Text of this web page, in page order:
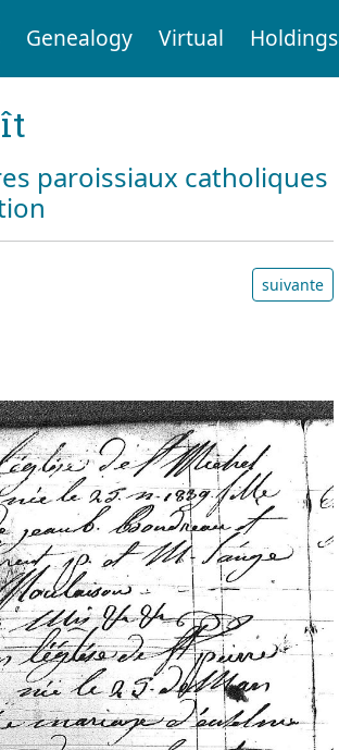
Genealogy Virtual Holdings
paroissiaux catholiques
suivante